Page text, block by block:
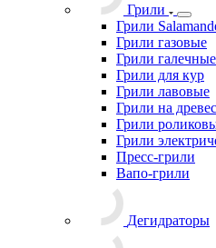
Грили
Грили
Грили газовые
Грили галечные
Грили для кур
Грили лавовые
Грили на
Грили
Грили
Пресс-грили
Вапо-грили
Дегидраторы